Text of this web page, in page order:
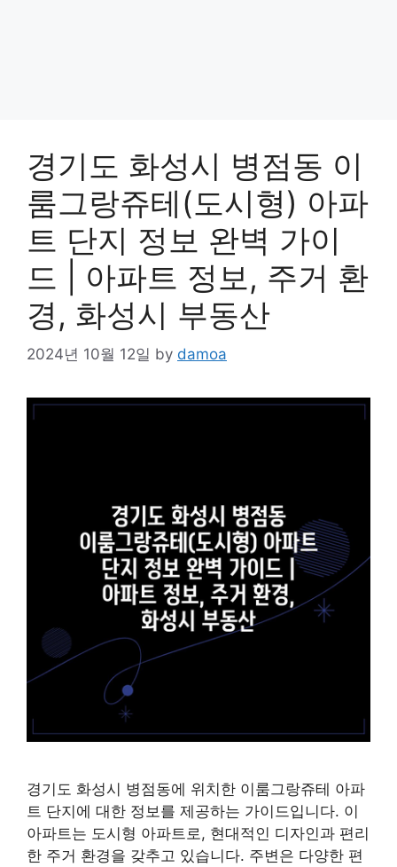
경기도 화성시 병점동 이
룸그랑쥬테(도시형) 아파
트 단지 정보 완벽 가이
드 | 아파트 정보, 주거 환
경, 화성시 부동산
2024년 10월 12일 by damoa
경기도 화성시 병점동에 위치한 이룸그랑쥬테 아파
트 단지에 대한 정보를 제공하는 가이드입니다. 이
아파트는 도시형 아파트로, 현대적인 디자인과 편리
한 주거 환경을 갖추고 있습니다. 주변은 다양한 편